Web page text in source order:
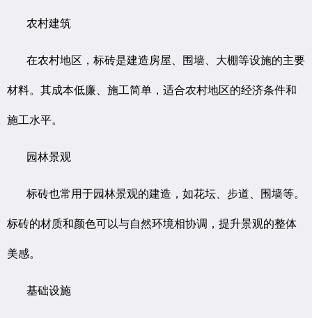
农村建筑
在农村地区，标砖是建造房屋、围墙、大棚等设施的主要
材料。其成本低廉、施工简单，适合农村地区的经济条件和
施工水平。
园林景观
标砖也常用于园林景观的建造，如花坛、步道、围墙等。
标砖的材质和颜色可以与自然环境相协调，提升景观的整体
美感。
基础设施